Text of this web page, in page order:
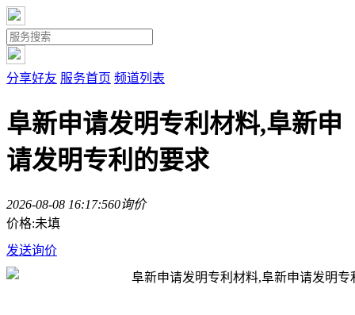
分享好友 服务首页 频道列表
阜新申请发明专利材料,阜新申
请发明专利的要求
2026-08-08 16:17:560询价
价格:未填
发送询价